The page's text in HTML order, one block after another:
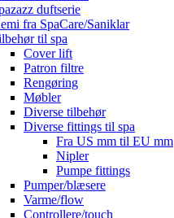
duftserie
fra SpaCare/Saniklar
til spa
Cover lift
Patron filtre
Rengøring
Møbler
Diverse tilbehør
Diverse fittings til spa
Fra US mm til EU mm
Nipler
Pumpe fittings
Pumper/blæsere
Varme/flow
Controllere/touch